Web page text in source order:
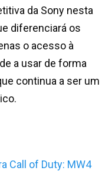
da Sony nesta
diferenciará os
o acesso à
a usar de forma
continua a ser um
Call of Duty: MW4